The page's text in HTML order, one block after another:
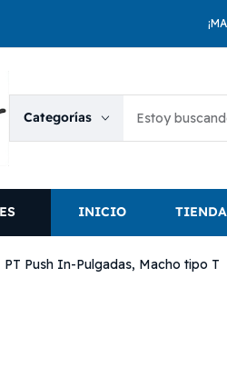
Categorías
INICIO TIENDA
PT Push In-Pulgadas, Macho tipo T